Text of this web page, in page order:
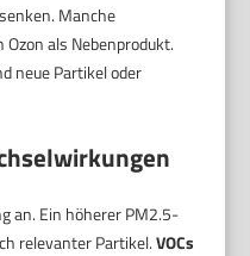
Manche
als Nebenprodukt.
neue Partikel oder
an. Ein höherer PM2.5-
relevanter Partikel.VOCs